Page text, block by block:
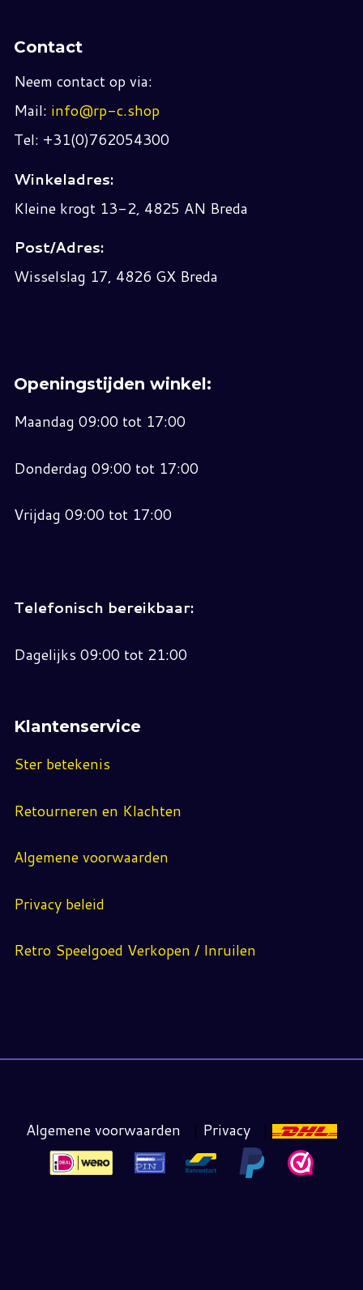
Contact
Neem contact op via:
Mail: info@rp-c.shop
Tel: +31(0)762054300
Winkeladres:
Kleine krogt 13-2, 4825 AN Breda
Post/Adres:
Wisselslag 17, 4826 GX Breda
Openingstijden winkel:
Maandag 09:00 tot 17:00
Donderdag 09:00 tot 17:00
Vrijdag 09:00 tot 17:00
Telefonisch bereikbaar:
Dagelijks 09:00 tot 21:00
Klantenservice
Ster betekenis
Retourneren en Klachten
Algemene voorwaarden
Privacy beleid
Retro Speelgoed Verkopen / Inruilen
Algemene voorwaarden | Privacy |